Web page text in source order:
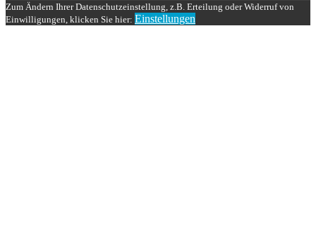
Zum Ändern Ihrer Datenschutzeinstellung, z.B. Erteilung oder Widerruf von
Einwilligungen, klicken Sie hier: Einstellungen